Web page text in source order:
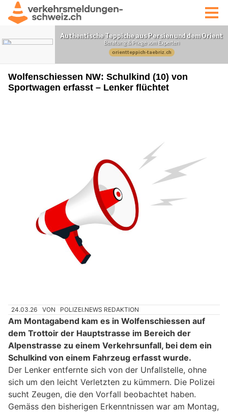
Wolfenschiessen NW: Schulkind (10) von
Sportwagen erfasst – Lenker flüchtet
24.03.26 VON POLIZEI.NEWS REDAKTION
Am Montagabend kam es in Wolfenschiessen auf
dem Trottoir der Hauptstrasse im Bereich der
Alpenstrasse zu einem Verkehrsunfall, bei dem ein
Schulkind von einem Fahrzeug erfasst wurde.
Der Lenker entfernte sich von der Unfallstelle, ohne
sich um den leicht Verletzten zu kümmern. Die Polizei
sucht Zeugen, die den Vorfall beobachtet haben.
Gemäss den bisherigen Erkenntnissen war am Montag,